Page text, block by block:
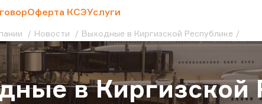
Оферта КСЭУслуги
Новости Выходные в Киргизской Республике
в Киргизской